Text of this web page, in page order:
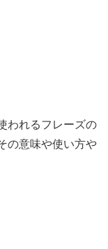
われるフレーズの
の意味や使い方や